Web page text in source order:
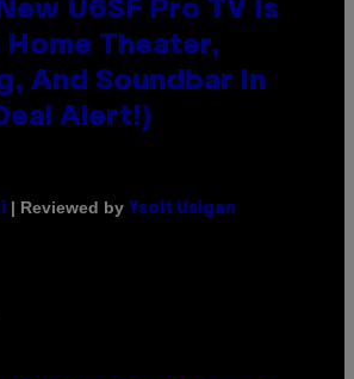
U6SF Pro TV Is
Home Theater,
And Soundbar In
Alert!)
| Reviewed by Ysolt Usigan